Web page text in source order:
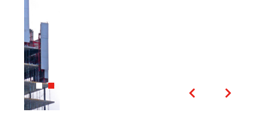
Weitere Produkte und
Zubehör
Unsere MEVA Systeme sind so
konzipiert, dass sie miteinander
kompatibel und einfach anzuwenden